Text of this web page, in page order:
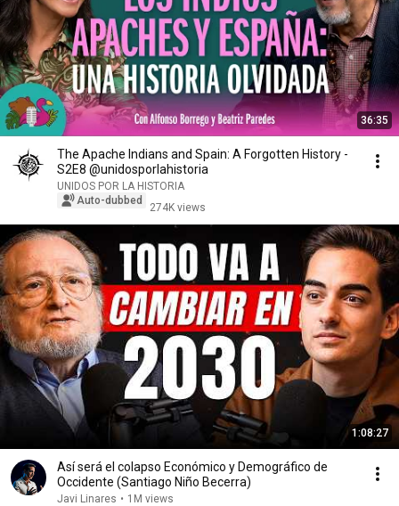
36:35
The Apache Indians and Spain: A Forgotten History -
S2E8 @unidosporlahistoria
UNIDOS POR LA HISTORIA
Auto-dubbed
274K views
1:08:27
Así será el colapso Económico y Demográfico de
Occidente (Santiago Niño Becerra)
Javi Linares • 1M views